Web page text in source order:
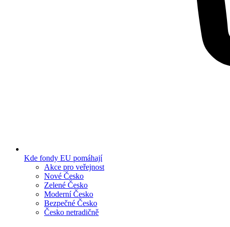
Kde fondy EU pomáhají
Akce pro veřejnost
Nové Česko
Zelené Česko
Moderní Česko
Bezpečné Česko
Česko netradičně